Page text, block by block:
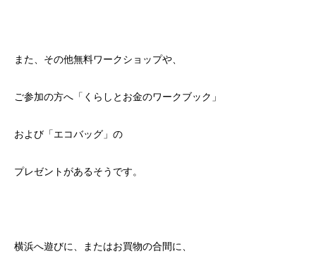
また、その他無料ワークショップや、
ご参加の方へ「くらしとお金のワークブック」
および「エコバッグ」の
プレゼントがあるそうです。
横浜へ遊びに、またはお買物の合間に、